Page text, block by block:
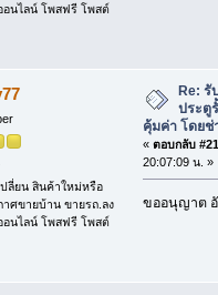
นไลน์ โพสฟรี โพสต์
ลี่ยน สินค้าใหม่หรือ
าศขายบ้าน ขายรถ.ลง
นไลน์ โพสฟรี โพสต์
Re: รั
ประตู
คุ้มค่า โดยช่
« ตอบกลับ
20:07:09 น. »
ขออนุญาต